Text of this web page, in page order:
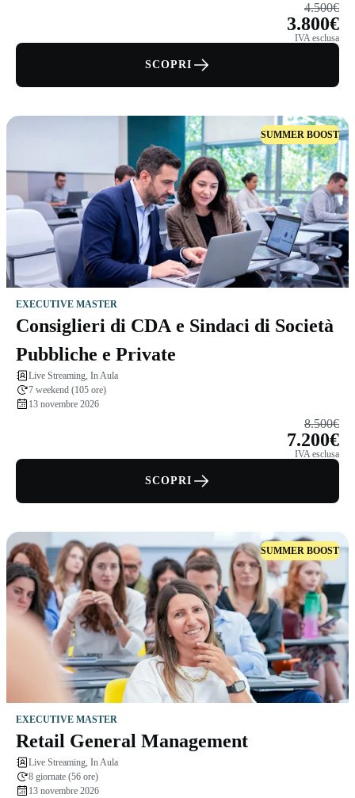
4.500€
3.800€
IVA esclusa
SCOPRI
SUMMER BOOST
EXECUTIVE MASTER
Consiglieri di CDA e Sindaci di Società
Pubbliche e Private
Live Streaming, In Aula
7 weekend (105 ore)
13 novembre 2026
8.500€
7.200€
IVA esclusa
SCOPRI
SUMMER BOOST
EXECUTIVE MASTER
Retail General Management
Live Streaming, In Aula
8 giornate (56 ore)
13 novembre 2026